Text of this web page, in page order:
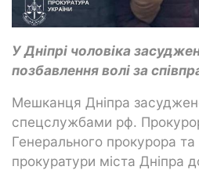
У Дніпрі чоловіка
позбавлення волі за
Мешканця Дніпра
спецслужбами рф.
Генерального прокурора та
прокуратури міста Дніпра